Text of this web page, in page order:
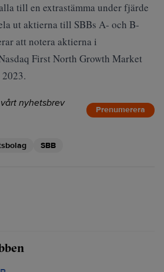
till en extrastämma under fjärde
ut aktierna till SBBs A- och B-
att notera aktierna i
First North Growth Market
nyhetsbrev
Prenumerera
SBB